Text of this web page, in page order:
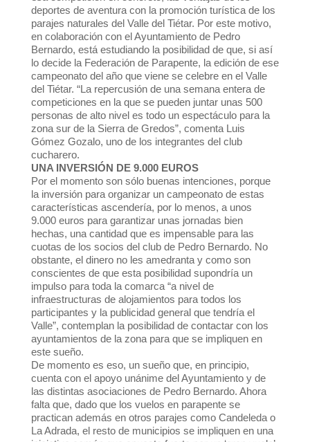
deportes de aventura con la promoción turística de los
parajes naturales del Valle del Tiétar. Por este motivo,
en colaboración con el Ayuntamiento de Pedro
Bernardo, está estudiando la posibilidad de que, si así
lo decide la Federación de Parapente, la edición de ese
campeonato del año que viene se celebre en el Valle
del Tiétar. “La repercusión de una semana entera de
competiciones en la que se pueden juntar unas 500
personas de alto nivel es todo un espectáculo para la
zona sur de la Sierra de Gredos”, comenta Luis
Gómez Gozalo, uno de los integrantes del club
cucharero.
UNA INVERSIÓN DE 9.000 EUROS
Por el momento son sólo buenas intenciones, porque
la inversión para organizar un campeonato de estas
características ascendería, por lo menos, a unos
9.000 euros para garantizar unas jornadas bien
hechas, una cantidad que es impensable para las
cuotas de los socios del club de Pedro Bernardo. No
obstante, el dinero no les amedranta y como son
conscientes de que esta posibilidad supondría un
impulso para toda la comarca “a nivel de
infraestructuras de alojamientos para todos los
participantes y la publicidad general que tendría el
Valle”, contemplan la posibilidad de contactar con los
ayuntamientos de la zona para que se impliquen en
este sueño.
De momento es eso, un sueño que, en principio,
cuenta con el apoyo unánime del Ayuntamiento y de
las distintas asociaciones de Pedro Bernardo. Ahora
falta que, dado que los vuelos en parapente se
practican además en otros parajes como Candeleda o
La Adrada, el resto de municipios se impliquen en una